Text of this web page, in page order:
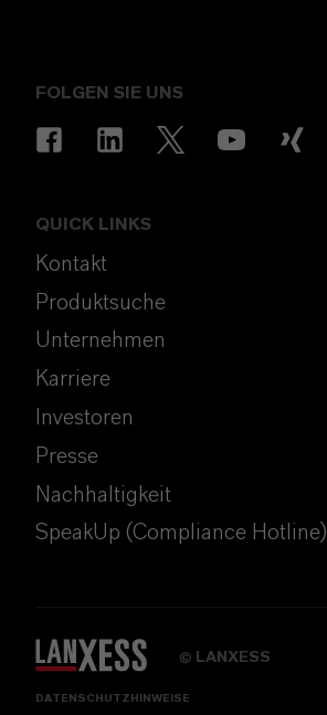
FOLGEN SIE UNS
QUICK LINKS
Kontakt
Produktsuche
Unternehmen
Karriere
Investoren
Presse
Nachhaltigkeit
SpeakUp (Compliance Hotline)
© LANXESS
DATENSCHUTZHINWEISE